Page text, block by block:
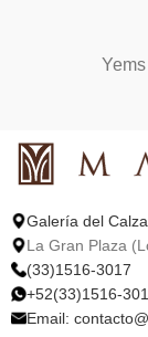
Yems
Galería del
La Gran Plaza
(33)1516-3017
+52(33)1516-
Email: